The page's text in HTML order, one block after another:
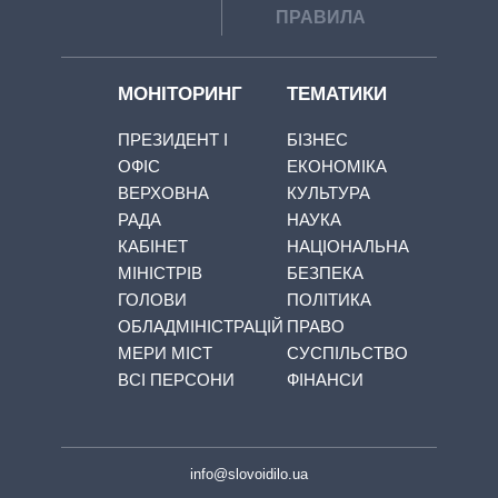
ПРАВИЛА
МОНІТОРИНГ
ПРЕЗИДЕНТ І
ОФІС
ВЕРХОВНА
РАДА
КАБІНЕТ
МІНІСТРІВ
ГОЛОВИ
ОБЛАДМІНІСТРАЦІЙ
МЕРИ МІСТ
ВСІ ПЕРСОНИ
ТЕМАТИКИ
БІЗНЕС
ЕКОНОМІКА
КУЛЬТУРА
НАУКА
НАЦІОНАЛЬНА
БЕЗПЕКА
ПОЛІТИКА
ПРАВО
СУСПІЛЬСТВО
ФІНАНСИ
info@slovoidilo.ua